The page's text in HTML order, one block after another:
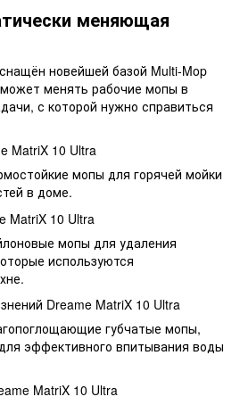
меняющая
новейшей базой Multi-Mop
менять рабочие мопы в
с которой нужно справиться
мопы для горячей мойки
в доме.
мопы для удаления
используются
губчатые мопы,
эффективного впитывания воды